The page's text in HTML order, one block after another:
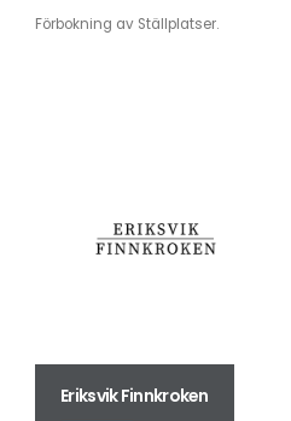
Förbokning av Ställplatser.
Eriksvik Finnkroken